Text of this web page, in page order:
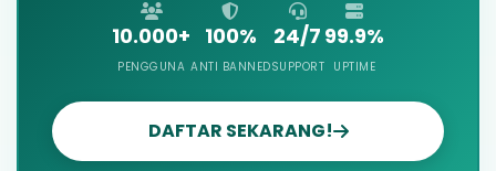
10.000+
PENGGUNA
100%
ANTI BANNED
24/7
SUPPORT
99.9%
UPTIME
DAFTAR SEKARANG!